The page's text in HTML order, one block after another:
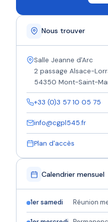
Nous trouver
Salle Jeanne d'Arc
2 passage Alsace-
54350 Mont-Saint-
+33 (0)3 57 10 05 75
info@cgpl545.fr
Plan d'accès
Calendrier mensuel
1er samedi Réunion